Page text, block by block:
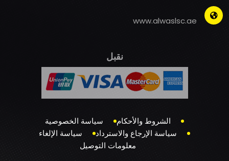
www.alwaslsc.ae
نقبل
الشروط والأحكام
سياسة الخصوصية
سياسة الإرجاع والاسترداد
سياسة الإلغاء
معلومات التوصيل